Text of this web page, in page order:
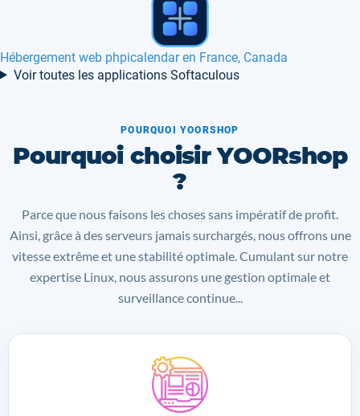
Hébergement Open Journal Systems France, Canada
Voir toutes les applications Softaculous
POURQUOI YOORSHOP
Pourquoi choisir YOORshop
?
Parce que nous faisons les choses sans impératif de profit.
Ainsi, grâce à des serveurs jamais surchargés, nous offrons une
vitesse extrême et une stabilité optimale. Cumulant sur notre
expertise Linux, nous assurons une gestion optimale et
surveillance continue...